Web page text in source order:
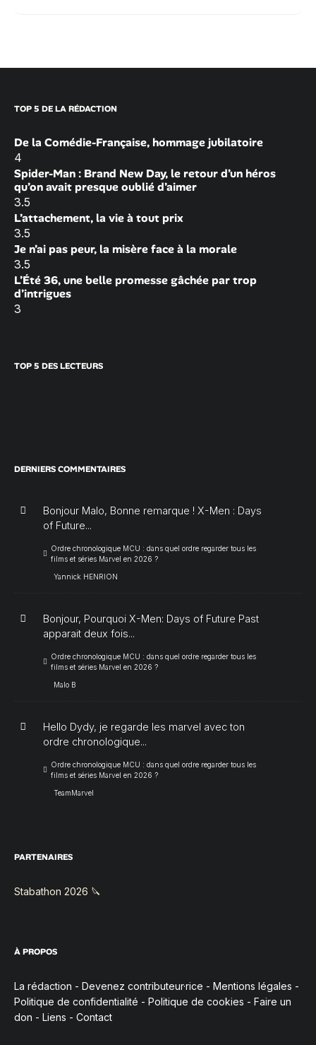
TOP 5 DE LA RÉDACTION
De la Comédie-Française, hommage jubilatoire
4
Spider-Man : Brand New Day, le retour d’un héros
qu’on avait presque oublié d’aimer
3.5
L’attachement, la vie à tout prix
3.5
Je n’ai pas peur, la misère face à la morale
3.5
L’Été 36, une belle promesse gâchée par trop
d’intrigues
3
TOP 5 DES LECTEURS
DERNIERS COMMENTAIRES
Bonjour Malo, Bonne remarque ! X-Men : Days
of Future...
Ordre chronologique MCU : dans quel ordre regarder tous les
films et séries Marvel en 2026 ?
Yannick HENRION
Bonjour, Pourquoi X-Men: Days of Future Past
apparait deux fois...
Ordre chronologique MCU : dans quel ordre regarder tous les
films et séries Marvel en 2026 ?
Malo B
Hello Dydy, je regarde les marvel avec ton
ordre chronologique...
Ordre chronologique MCU : dans quel ordre regarder tous les
films et séries Marvel en 2026 ?
TeamMarvel
PARTENAIRES
Stabathon 2026 🔪
À PROPOS
La rédaction - Devenez contributeur·rice - Mentions légales -
Politique de confidentialité - Politique de cookies - Faire un
don - Liens - Contact